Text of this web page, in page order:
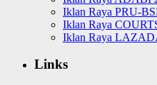
Iklan Raya PRU-
Iklan Raya
Iklan Raya
Links